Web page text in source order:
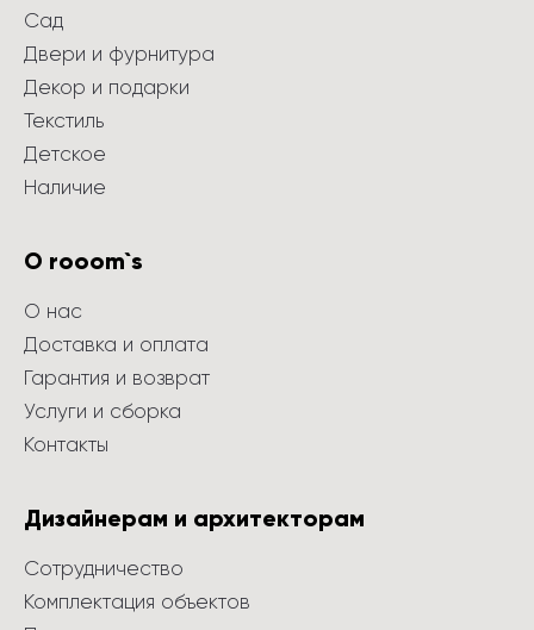
Сад
Двери и фурнитура
Декор и подарки
Текстиль
Детское
Наличие
О rooom`s
О нас
Доставка и оплата
Гарантия и возврат
Услуги и сборка
Контакты
Дизайнерам и архитекторам
Сотрудничество
Комплектация объектов